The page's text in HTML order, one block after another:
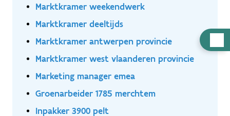
Marktkramer weekendwerk
Marktkramer deeltijds
Marktkramer antwerpen provincie
Marktkramer west vlaanderen provincie
Marketing manager emea
Groenarbeider 1785 merchtem
Inpakker 3900 pelt